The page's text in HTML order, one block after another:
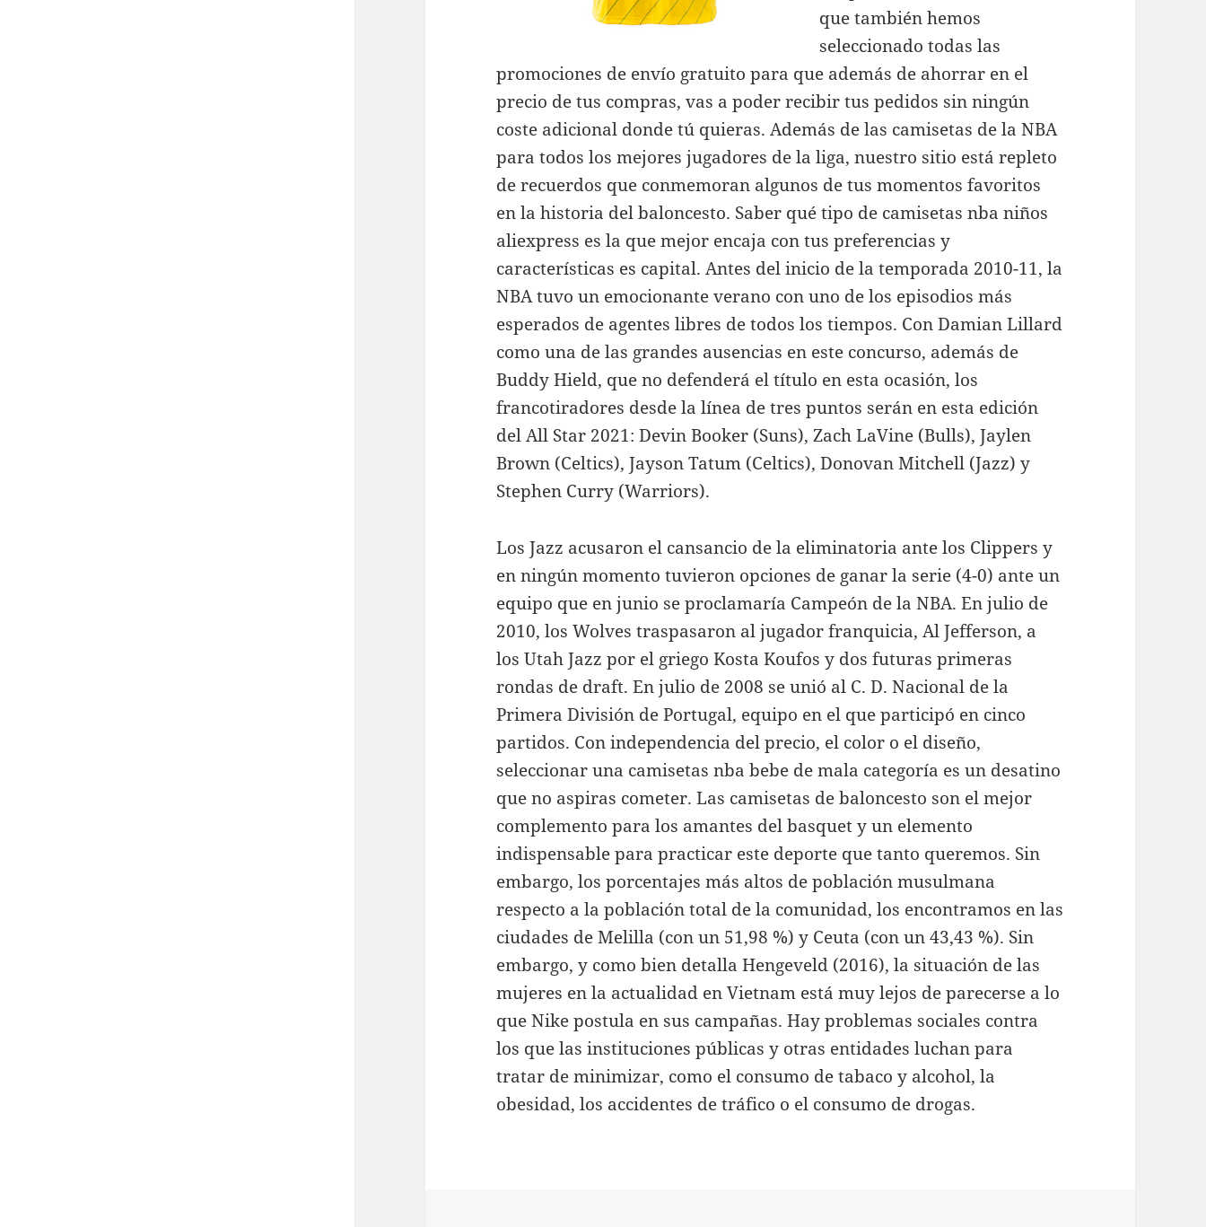
que también hemos
seleccionado todas las
promociones de envío gratuito para que además de ahorrar en el
precio de tus compras, vas a poder recibir tus pedidos sin ningún
coste adicional donde tú quieras. Además de las camisetas de la NBA
para todos los mejores jugadores de la liga, nuestro sitio está repleto
de recuerdos que conmemoran algunos de tus momentos favoritos
en la historia del baloncesto. Saber qué tipo de camisetas nba niños
aliexpress es la que mejor encaja con tus preferencias y
características es capital. Antes del inicio de la temporada 2010-11, la
NBA tuvo un emocionante verano con uno de los episodios más
esperados de agentes libres de todos los tiempos. Con Damian Lillard
como una de las grandes ausencias en este concurso, además de
Buddy Hield, que no defenderá el título en esta ocasión, los
francotiradores desde la línea de tres puntos serán en esta edición
del All Star 2021: Devin Booker (Suns), Zach LaVine (Bulls), Jaylen
Brown (Celtics), Jayson Tatum (Celtics), Donovan Mitchell (Jazz) y
Stephen Curry (Warriors).
Los Jazz acusaron el cansancio de la eliminatoria ante los Clippers y
en ningún momento tuvieron opciones de ganar la serie (4-0) ante un
equipo que en junio se proclamaría Campeón de la NBA. En julio de
2010, los Wolves traspasaron al jugador franquicia, Al Jefferson, a
los Utah Jazz por el griego Kosta Koufos y dos futuras primeras
rondas de draft. En julio de 2008 se unió al C. D. Nacional de la
Primera División de Portugal, equipo en el que participó en cinco
partidos. Con independencia del precio, el color o el diseño,
seleccionar una camisetas nba bebe de mala categoría es un desatino
que no aspiras cometer. Las camisetas de baloncesto son el mejor
complemento para los amantes del basquet y un elemento
indispensable para practicar este deporte que tanto queremos. Sin
embargo, los porcentajes más altos de población musulmana
respecto a la población total de la comunidad, los encontramos en las
ciudades de Melilla (con un 51,98 %) y Ceuta (con un 43,43 %). Sin
embargo, y como bien detalla Hengeveld (2016), la situación de las
mujeres en la actualidad en Vietnam está muy lejos de parecerse a lo
que Nike postula en sus campañas. Hay problemas sociales contra
los que las instituciones públicas y otras entidades luchan para
tratar de minimizar, como el consumo de tabaco y alcohol, la
obesidad, los accidentes de tráfico o el consumo de drogas.